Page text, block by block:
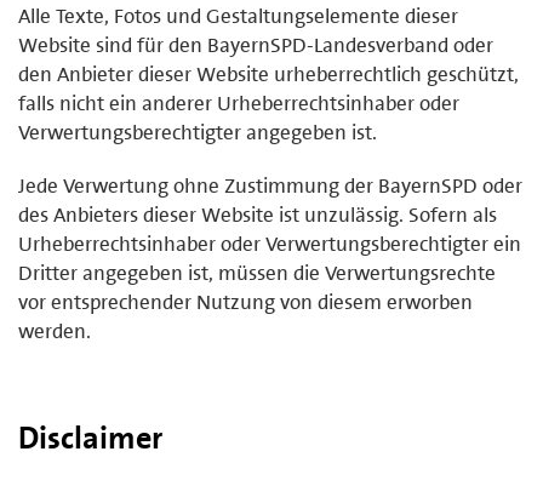
Alle Texte, Fotos und Gestaltungselemente dieser
Website sind für den BayernSPD-Landesverband oder
den Anbieter dieser Website urheberrechtlich geschützt,
falls nicht ein anderer Urheberrechtsinhaber oder
Verwertungsberechtigter angegeben ist.
Jede Verwertung ohne Zustimmung der BayernSPD oder
des Anbieters dieser Website ist unzulässig. Sofern als
Urheberrechtsinhaber oder Verwertungsberechtigter ein
Dritter angegeben ist, müssen die Verwertungsrechte
vor entsprechender Nutzung von diesem erworben
werden.
Disclaimer